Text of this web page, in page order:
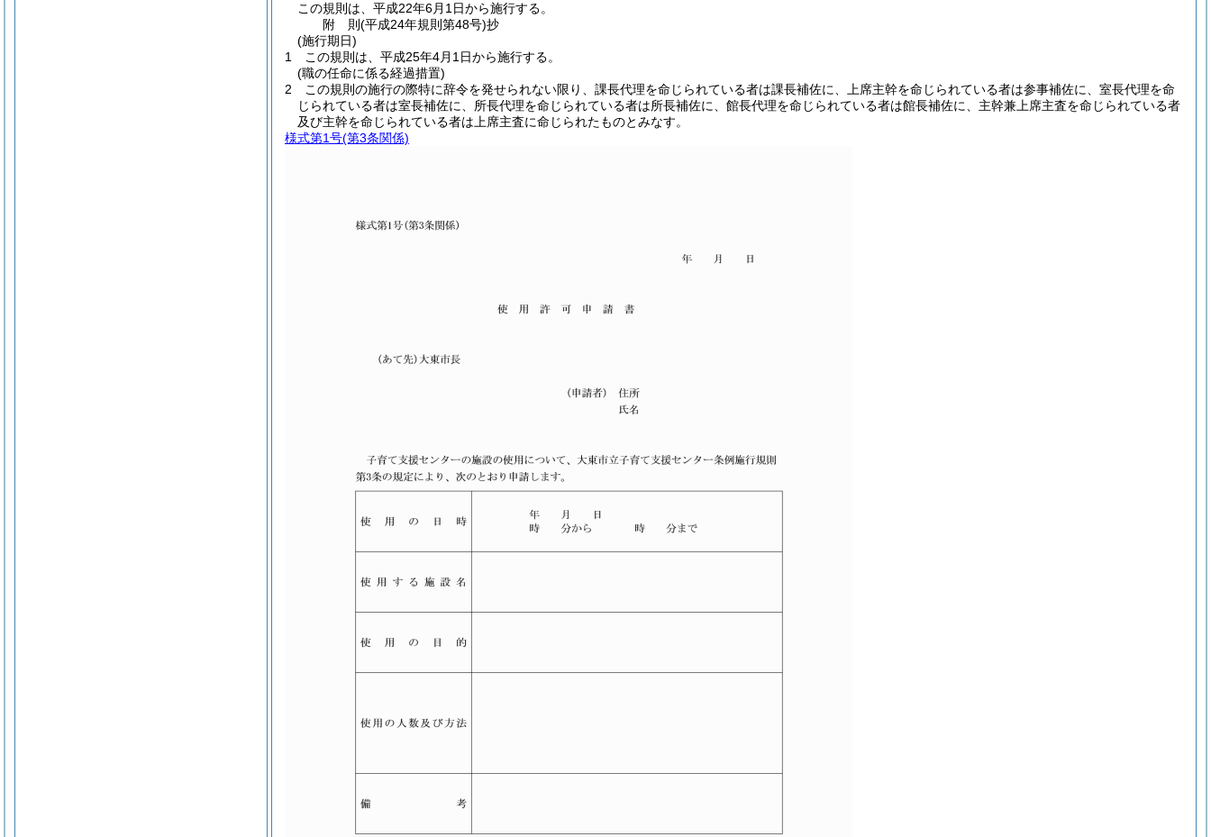
この規則は、平成22年6月1日から施行する。
附 則(平成24年規則第48号)抄
(施行期日)
1
この規則は、平成25年4月1日から施行する。
(職の任命に係る経過措置)
2
この規則の施行の際特に辞令を発せられない限り、課長代理を命じられている者は課長補佐に、上席主幹を命じられている者は参事補佐に、室長代理を命
じられている者は室長補佐に、所長代理を命じられている者は所長補佐に、館長代理を命じられている者は館長補佐に、主幹兼上席主査を命じられている者
及び主幹を命じられている者は上席主査に命じられたものとみなす。
様式第1号(第3条関係)